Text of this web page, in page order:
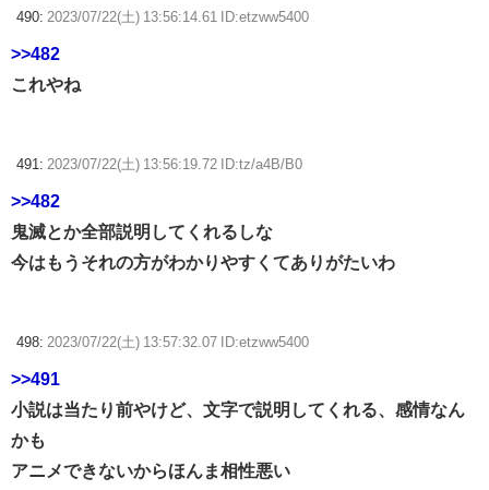
490: 2023/07/22(土) 13:56:14.61 ID:etzww5400
>>482
これやね
491: 2023/07/22(土) 13:56:19.72 ID:tz/a4B/B0
>>482
鬼滅とか全部説明してくれるしな
今はもうそれの方がわかりやすくてありがたいわ
498: 2023/07/22(土) 13:57:32.07 ID:etzww5400
>>491
小説は当たり前やけど、文字で説明してくれる、感情なん
かも
アニメできないからほんま相性悪い